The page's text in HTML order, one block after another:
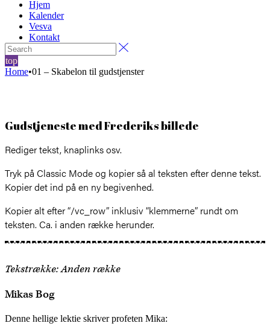
Hjem
Kalender
Vesva
Kontakt
top
Home•01 – Skabelon til gudstjenster
Gudstjeneste med Frederiks billede
Rediger tekst, knaplinks osv.
Tryk på Classic Mode og kopier så al teksten efter denne tekst.
Kopier det ind på en ny begivenhed.
Kopier alt efter “/vc_row” inklusiv “klemmerne” rundt om
teksten. Ca. i anden række herunder.
Tekstrække: Anden række
Mikas Bog
Denne hellige lektie skriver profeten Mika: